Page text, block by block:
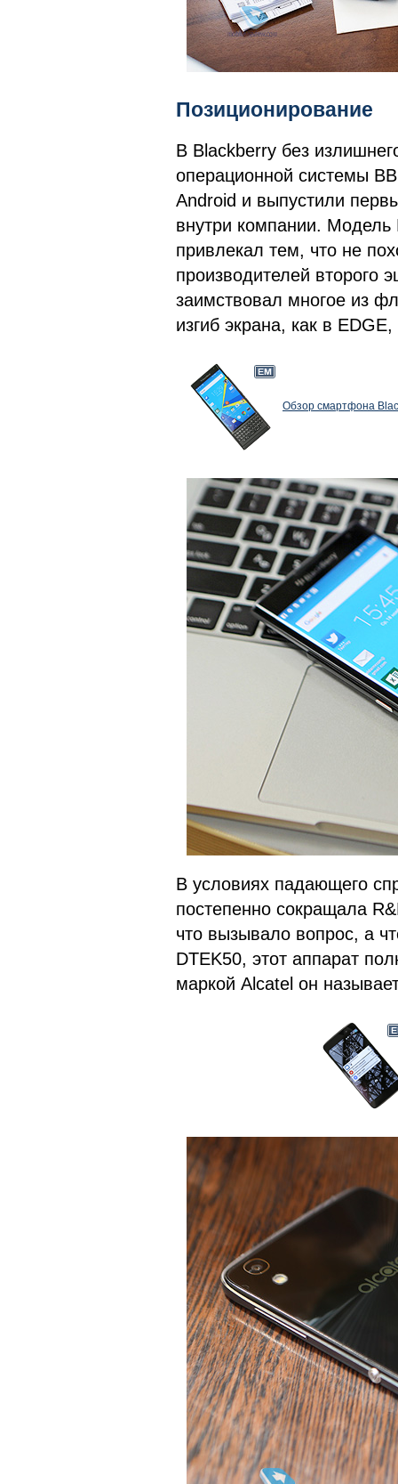
Позиционирование
В Blackberry без
операционной системы
Android и выпустили
внутри компании. Модель
привлекал тем, что не
производителей второго
заимствовал многое из
изгиб экрана, как в
Обзор смартфона
В условиях падающего
постепенно сокращала
что вызывало вопрос, а
DTEK50, этот аппарат
маркой Alcatel он